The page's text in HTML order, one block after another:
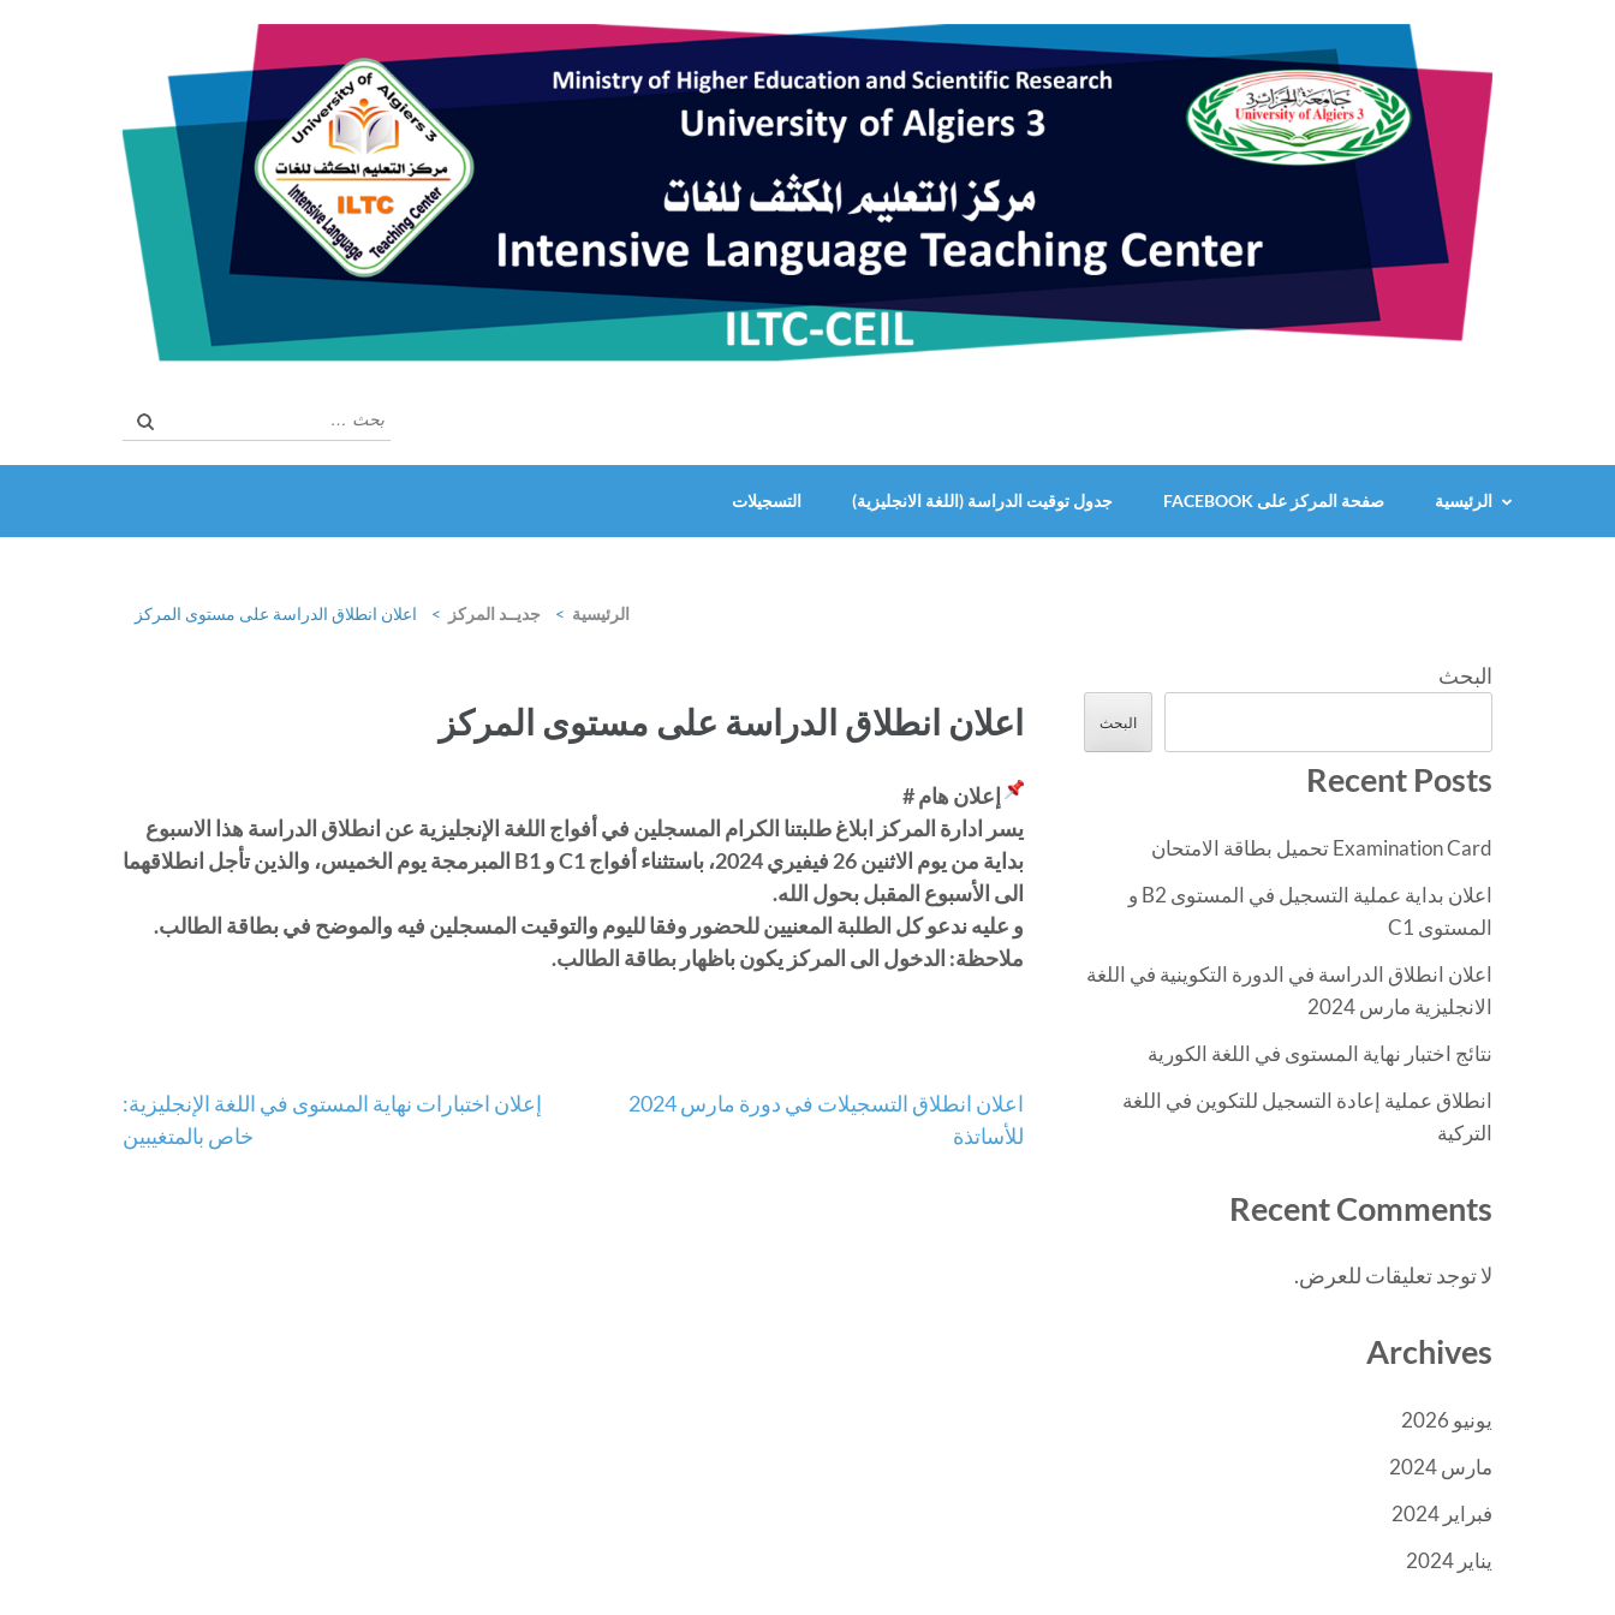
البحث
عن:
الرئيسية صفحة المركز على FACEBOOK جدول توقيت الدراسة (اللغة الانجليزية) التسجيلات
الرئيسية > جديــد المركز > اعلان انطلاق الدراسة على مستوى المركز
اعلان انطلاق الدراسة على مستوى المركز
إعلان هام #
يسر ادارة المركز ابلاغ طلبتنا الكرام المسجلين في أفواج اللغة الإنجليزية عن انطلاق الدراسة هذا الاسبوع
بداية من يوم الاثنين 26 فيفيري 2024، باستثناء أفواج C1 و B1 المبرمجة يوم الخميس، والذين تأجل انطلاقهما
الى الأسبوع المقبل بحول الله.
و عليه ندعو كل الطلبة المعنيين للحضور وفقا لليوم والتوقيت المسجلين فيه والموضح في بطاقة الطالب.
ملاحظة: الدخول الى المركز يكون باظهار بطاقة الطالب.
تصفّح
المقالات
اعلان انطلاق التسجيلات في دورة مارس 2024
للأساتذة
إعلان اختبارات نهاية المستوى في اللغة الإنجليزية:
خاص بالمتغيبين
البحث
البحث
Recent Posts
Examination Card تحميل بطاقة الامتحان
اعلان بداية عملية التسجيل في المستوى B2 و
المستوى C1
اعلان انطلاق الدراسة في الدورة التكوينية في اللغة
الانجليزية مارس 2024
نتائج اختبار نهاية المستوى في اللغة الكورية
انطلاق عملية إعادة التسجيل للتكوين في اللغة
التركية
Recent Comments
لا توجد تعليقات للعرض.
Archives
يونيو 2026
مارس 2024
فبراير 2024
يناير 2024